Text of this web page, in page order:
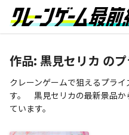
作品: 黒見セリカ の
クレーンゲームで狙えるプラ
す。 黒見セリカの最新景品か
ています。